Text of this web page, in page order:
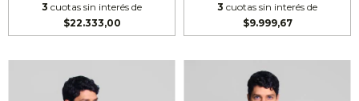
3 cuotas sin interés de
$22.333,00
3 cuotas sin interés de
$9.999,67